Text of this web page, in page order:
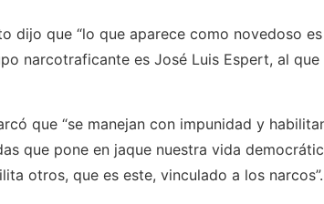
dijo que “lo que aparece como novedoso
narcotraficante es José Luis Espert, al
que “se manejan con impunidad y
que pone en jaque nuestra vida
otros, que es este, vinculado a los narcos”.